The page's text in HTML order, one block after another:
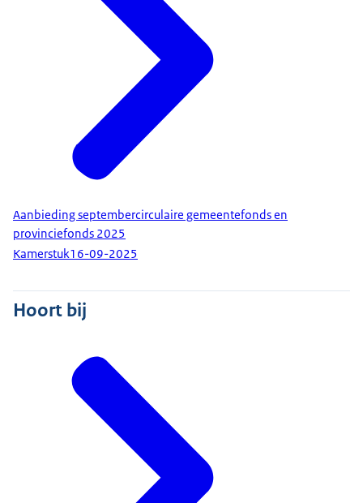
Aanbieding septembercirculaire gemeentefonds en
provinciefonds 2025
Kamerstuk16-09-2025
Hoort bij